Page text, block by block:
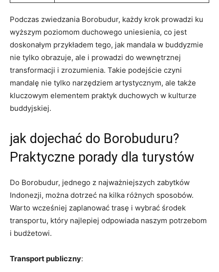
Podczas zwiedzania Borobudur, każdy krok prowadzi ku
wyższym poziomom duchowego uniesienia, co jest
doskonałym przykładem tego, jak mandala w buddyzmie
nie tylko obrazuje, ale i prowadzi do wewnętrznej
transformacji i zrozumienia. Takie podejście czyni
mandalę nie tylko narzędziem artystycznym, ale także
kluczowym elementem praktyk duchowych w kulturze
buddyjskiej.
jak dojechać do Borobuduru?
Praktyczne porady dla turystów
Do Borobudur, jednego z najważniejszych zabytków
Indonezji, można dotrzeć na kilka różnych sposobów.
Warto wcześniej zaplanować trasę i wybrać środek
transportu, który najlepiej odpowiada naszym potrzebom
i budżetowi.
Transport publiczny: